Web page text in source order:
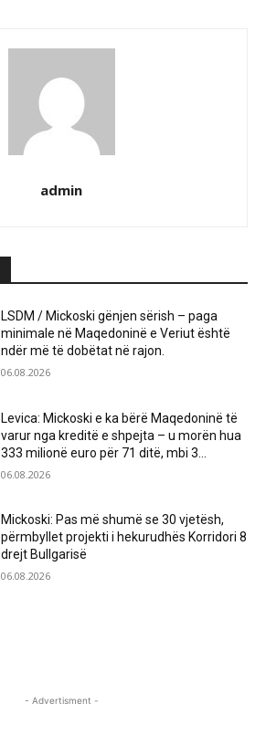
admin
LSDM / Mickoski gënjen sërish – paga
minimale në Maqedoninë e Veriut është
ndër më të dobëtat në rajon.
06.08.2026
Levica: Mickoski e ka bërë Maqedoninë të
varur nga kreditë e shpejta – u morën hua
333 milionë euro për 71 ditë, mbi 3...
06.08.2026
Mickoski: Pas më shumë se 30 vjetësh,
përmbyllet projekti i hekurudhës Korridori 8
drejt Bullgarisë
06.08.2026
- Advertisment -